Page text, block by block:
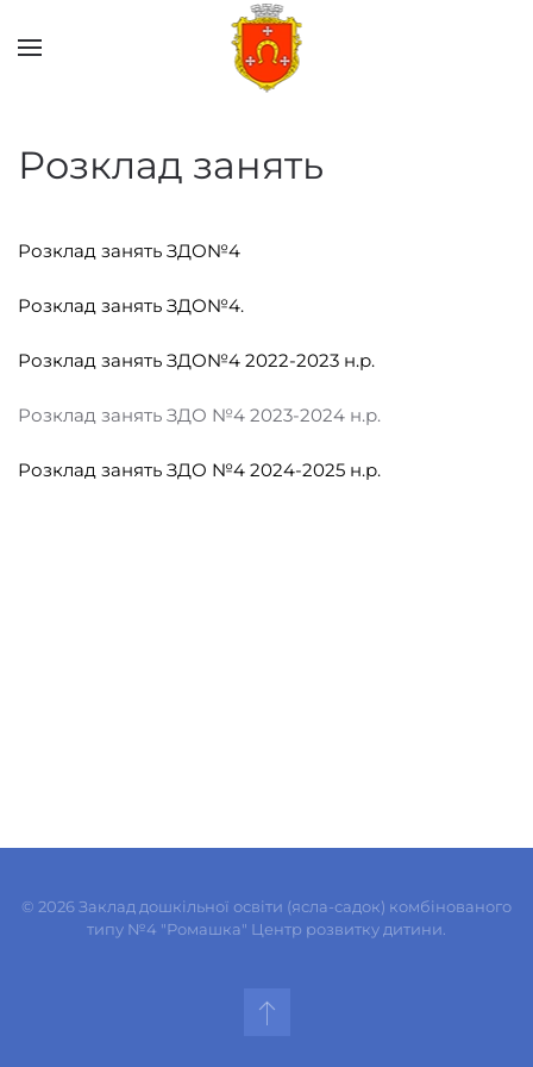
Розклад занять
Розклад занять ЗДО№4
Розклад занять ЗДО№4.
Розклад занять ЗДО№4 2022-2023 н.р.
Розклад занять ЗДО №4 2023-2024 н.р.
Розклад занять ЗДО №4 2024-2025 н.р.
© 2026Заклад дошкільної освіти (ясла-садок) комбінованого
типу №4 "Ромашка" Центр розвитку дитини.